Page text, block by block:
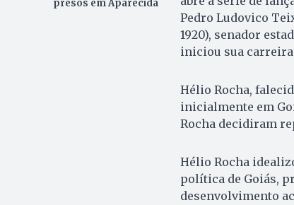
presos em Aparecida
Pedro Ludovico
1920), senador
iniciou sua carreira
Hélio Rocha,
inicialmente em
Rocha decidiram
Hélio Rocha
política de Goiás,
desenvolvimento